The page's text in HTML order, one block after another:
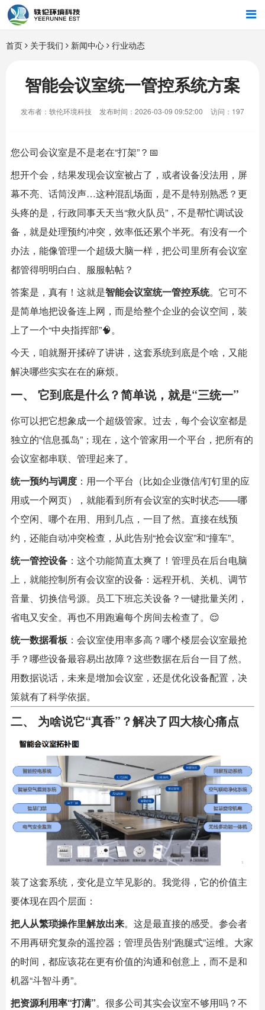
首页
行业解决方案
智能硬件
关于我们
首页 关于我们 新闻中心 行业动态
智能会议室统一管控系统方案
发布者：轶伦环境科技 发布时间：2026-03-09 09:52:00 访问：197
您公司会议室是不是老在“打架”？📅
想开个会，结果发现会议室被占了，或者设备没法用，屏
幕不亮、话筒没声…这种混乱场面，是不是特别熟悉？更
头疼的是，行政同事天天当“救火队员”，不是帮忙调试设
备，就是处理预约冲突，效率低还累个半死。有没有一个
办法，能像管理一个超级大脑一样，把公司里所有会议室
都管得明明白白、服服帖帖？
答案是，真有！这就是智能会议室统一管控系统。它可不
是简单地把设备连上网，而是给整个企业的会议空间，装
上了一个“中央指挥部”🧠。
今天，咱就掰开揉碎了讲讲，这套系统到底是个啥，又能
解决哪些实实在在的麻烦。
一、 它到底是什么？简单说，就是“三统一”
你可以把它想象成一个超级管家。过去，每个会议室都是
独立的“信息孤岛”；现在，这个管家用一个平台，把所有的
会议室都串联、管理起来了。
统一预约与调度 ：用一个平台（比如企业微信/钉钉里的应
用或一个网页），就能看到所有会议室的实时状态——哪
个空闲、哪个在用、用到几点，一目了然。直接在线预
约，还能自动冲突检查，从此告别“抢会议室”和“撞车”。
统一管控设备 ：这个功能简直太爽了！管理员在后台电脑
上，就能控制所有会议室的设备：远程开机、关机、调节
音量、切换信号源。员工下班忘关设备？一键批量关闭，
省电又安全。再也不用跑遍每个房间去检查了。😌
统一数据看板 ：会议室使用率多高？哪个楼层会议室最抢
手？哪些设备最容易出故障？这些数据在后台一目了然。
用数据说话，未来是增加会议室，还是优化设备配置，决
策就有了科学依据。
二、 为啥说它“真香”？解决了四大核心痛点
装了这套系统，变化是立竿见影的。我觉得，它的价值主
要体现在四个层面：
把人从繁琐操作里解放出来。这是最直接的感受。参会者
不用再研究复杂的遥控器；管理员告别“跑腿式”运维。大家
的时间，都应该花在更有价值的沟通和创意上，而不是和
机器“斗智斗勇”。
把资源利用率“打满”。很多公司其实会议室不够用吗？不